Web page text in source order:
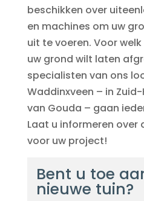
beschikken over
en machines om uw
uit te voeren. Voor
uw grond wilt laten
specialisten van ons
Waddinxveen – in
van Gouda – gaan
Laat u informeren over
voor uw project!
Bent u toe
nieuwe tuin?